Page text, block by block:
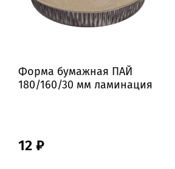
Форма бумажная ПАЙ
180/160/30 мм ламинация
12 ₽